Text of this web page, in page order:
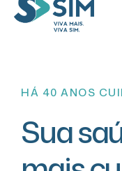
HÁ 40 ANOS
Sua